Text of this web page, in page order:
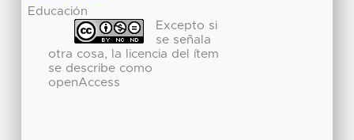
Educación
Excepto si
se señala
otra cosa, la licencia del ítem
se describe como
openAccess